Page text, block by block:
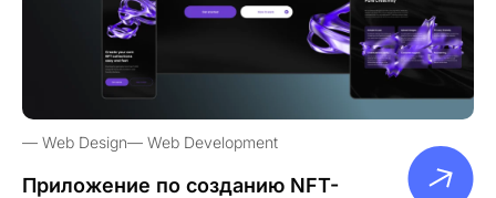
Web Design Web Development
Приложение по созданию NFT-